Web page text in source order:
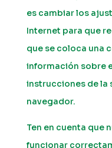
es cambiar los
Internet para que
que se coloca una
información sobre
instrucciones de la
navegador.
Ten en cuenta que
funcionar